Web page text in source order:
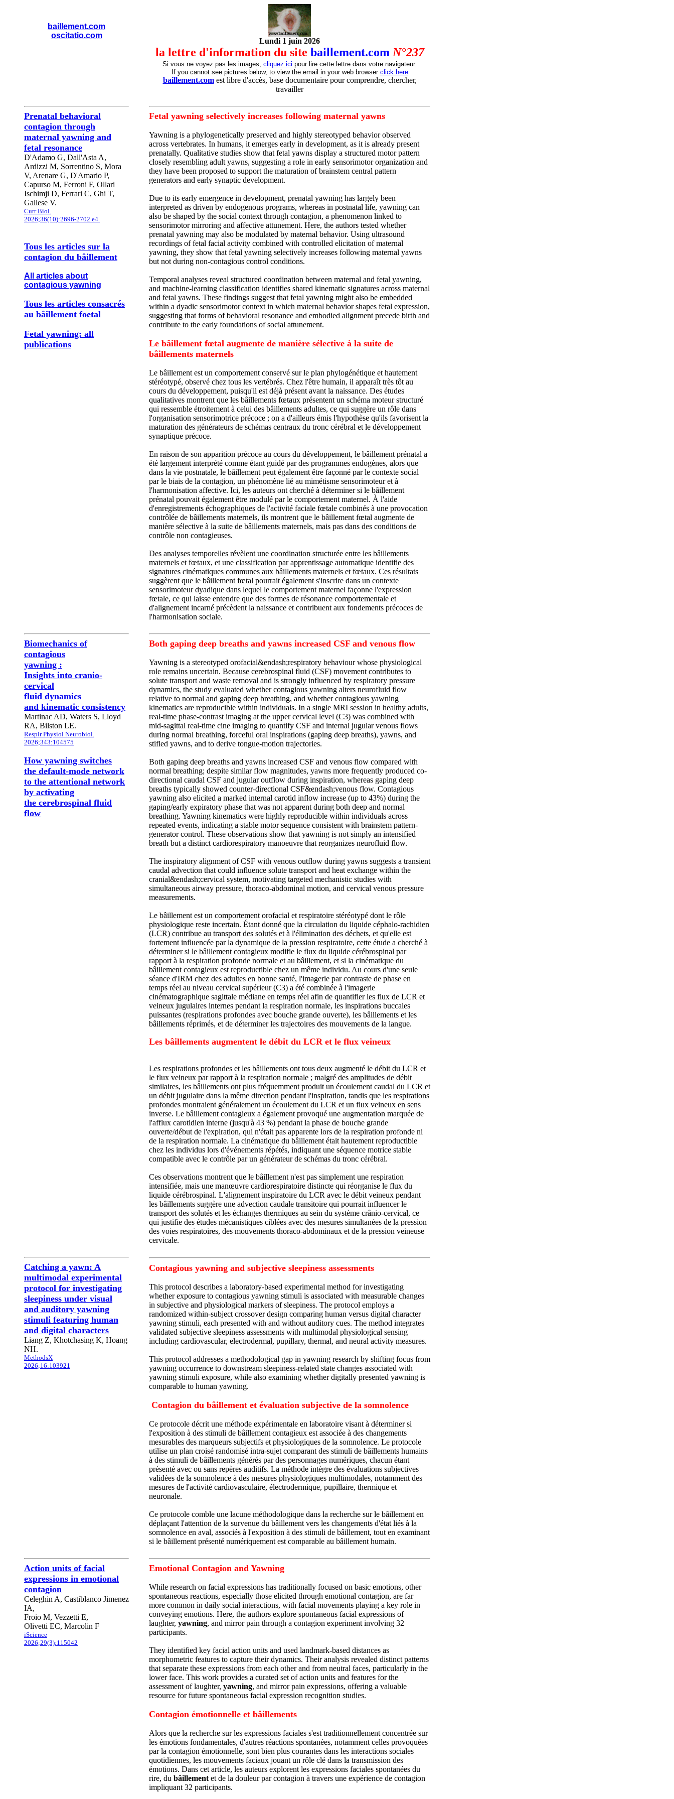
baillement.com
oscitatio.com
Lundi 1 juin 2026
la lettre d'information du site baillement.com N°237
Si vous ne voyez pas les images, cliquez ici pour lire cette lettre dans votre navigateur.
If you cannot see pictures below, to view the email in your web browser click here
baillement.comest libre d'accès, base documentaire pour comprendre, chercher,
travailler
Prenatal behavioral
contagion through
maternal yawning and
fetal resonance
D'Adamo G, Dall'Asta A,
Ardizzi M, Sorrentino S, Mora
V, Arenare G, D'Amario P,
Capurso M, Ferroni F, Ollari
Ischimji D, Ferrari C, Ghi T,
Gallese V.
Curr Biol.
2026;36(10):2696-2702.e4.
Tous les articles sur la
contagion du bâillement
All articles about
contagious yawning
Tous les articles consacrés
au bâillement foetal
Fetal yawning: all
publications
Fetal yawning selectively increases following maternal yawns
Yawning is a phylogenetically preserved and highly stereotyped behavior observed
across vertebrates. In humans, it emerges early in development, as it is already present
prenatally. Qualitative studies show that fetal yawns display a structured motor pattern
closely resembling adult yawns, suggesting a role in early sensorimotor organization and
they have been proposed to support the maturation of brainstem central pattern
generators and early synaptic development.
Due to its early emergence in development, prenatal yawning has largely been
interpreted as driven by endogenous programs, whereas in postnatal life, yawning can
also be shaped by the social context through contagion, a phenomenon linked to
sensorimotor mirroring and affective attunement. Here, the authors tested whether
prenatal yawning may also be modulated by maternal behavior. Using ultrasound
recordings of fetal facial activity combined with controlled elicitation of maternal
yawning, they show that fetal yawning selectively increases following maternal yawns
but not during non-contagious control conditions.
Temporal analyses reveal structured coordination between maternal and fetal yawning,
and machine-learning classification identifies shared kinematic signatures across maternal
and fetal yawns. These findings suggest that fetal yawning might also be embedded
within a dyadic sensorimotor context in which maternal behavior shapes fetal expression,
suggesting that forms of behavioral resonance and embodied alignment precede birth and
contribute to the early foundations of social attunement.
Le bâillement fœtal augmente de manière sélective à la suite de
bâillements maternels
Le bâillement est un comportement conservé sur le plan phylogénétique et hautement
stéréotypé, observé chez tous les vertébrés. Chez l'être humain, il apparaît très tôt au
cours du développement, puisqu'il est déjà présent avant la naissance. Des études
qualitatives montrent que les bâillements fœtaux présentent un schéma moteur structuré
qui ressemble étroitement à celui des bâillements adultes, ce qui suggère un rôle dans
l'organisation sensorimotrice précoce ; on a d'ailleurs émis l'hypothèse qu'ils favorisent la
maturation des générateurs de schémas centraux du tronc cérébral et le développement
synaptique précoce.
En raison de son apparition précoce au cours du développement, le bâillement prénatal a
été largement interprété comme étant guidé par des programmes endogènes, alors que
dans la vie postnatale, le bâillement peut également être façonné par le contexte social
par le biais de la contagion, un phénomène lié au mimétisme sensorimoteur et à
l'harmonisation affective. Ici, les auteurs ont cherché à déterminer si le bâillement
prénatal pouvait également être modulé par le comportement maternel. À l'aide
d'enregistrements échographiques de l'activité faciale fœtale combinés à une provocation
contrôlée de bâillements maternels, ils montrent que le bâillement fœtal augmente de
manière sélective à la suite de bâillements maternels, mais pas dans des conditions de
contrôle non contagieuses.
Des analyses temporelles révèlent une coordination structurée entre les bâillements
maternels et fœtaux, et une classification par apprentissage automatique identifie des
signatures cinématiques communes aux bâillements maternels et fœtaux. Ces résultats
suggèrent que le bâillement fœtal pourrait également s'inscrire dans un contexte
sensorimoteur dyadique dans lequel le comportement maternel façonne l'expression
fœtale, ce qui laisse entendre que des formes de résonance comportementale et
d'alignement incarné précèdent la naissance et contribuent aux fondements précoces de
l'harmonisation sociale.
Biomechanics of
contagious
yawning :
Insights into cranio-
cervical
fluid dynamics
and kinematic consistency
Martinac AD, Waters S, Lloyd
RA, Bilston LE.
Respir Physiol Neurobiol.
2026;343:104575
How yawning switches
the default-mode network
to the attentional network
by activating
the cerebrospinal fluid
flow
Both gaping deep breaths and yawns increased CSF and venous flow
Yawning is a stereotyped orofacial&endash;respiratory behaviour whose physiological
role remains uncertain. Because cerebrospinal fluid (CSF) movement contributes to
solute transport and waste removal and is strongly influenced by respiratory pressure
dynamics, the study evaluated whether contagious yawning alters neurofluid flow
relative to normal and gaping deep breathing, and whether contagious yawning
kinematics are reproducible within individuals. In a single MRI session in healthy adults,
real-time phase-contrast imaging at the upper cervical level (C3) was combined with
mid-sagittal real-time cine imaging to quantify CSF and internal jugular venous flows
during normal breathing, forceful oral inspirations (gaping deep breaths), yawns, and
stifled yawns, and to derive tongue-motion trajectories.
Both gaping deep breaths and yawns increased CSF and venous flow compared with
normal breathing; despite similar flow magnitudes, yawns more frequently produced co-
directional caudal CSF and jugular outflow during inspiration, whereas gaping deep
breaths typically showed counter-directional CSF&endash;venous flow. Contagious
yawning also elicited a marked internal carotid inflow increase (up to 43%) during the
gaping/early expiratory phase that was not apparent during both deep and normal
breathing. Yawning kinematics were highly reproducible within individuals across
repeated events, indicating a stable motor sequence consistent with brainstem pattern-
generator control. These observations show that yawning is not simply an intensified
breath but a distinct cardiorespiratory manoeuvre that reorganizes neurofluid flow.
The inspiratory alignment of CSF with venous outflow during yawns suggests a transient
caudal advection that could influence solute transport and heat exchange within the
cranial&endash;cervical system, motivating targeted mechanistic studies with
simultaneous airway pressure, thoraco-abdominal motion, and cervical venous pressure
measurements.
Le bâillement est un comportement orofacial et respiratoire stéréotypé dont le rôle
physiologique reste incertain. Étant donné que la circulation du liquide céphalo-rachidien
(LCR) contribue au transport des solutés et à l'élimination des déchets, et qu'elle est
fortement influencée par la dynamique de la pression respiratoire, cette étude a cherché à
déterminer si le bâillement contagieux modifie le flux du liquide cérébrospinal par
rapport à la respiration profonde normale et au bâillement, et si la cinématique du
bâillement contagieux est reproductible chez un même individu. Au cours d'une seule
séance d'IRM chez des adultes en bonne santé, l'imagerie par contraste de phase en
temps réel au niveau cervical supérieur (C3) a été combinée à l'imagerie
cinématographique sagittale médiane en temps réel afin de quantifier les flux de LCR et
veineux jugulaires internes pendant la respiration normale, les inspirations buccales
puissantes (respirations profondes avec bouche grande ouverte), les bâillements et les
bâillements réprimés, et de déterminer les trajectoires des mouvements de la langue.
Les bâillements augmentent le débit du LCR et le flux veineux
Les respirations profondes et les bâillements ont tous deux augmenté le débit du LCR et
le flux veineux par rapport à la respiration normale ; malgré des amplitudes de débit
similaires, les bâillements ont plus fréquemment produit un écoulement caudal du LCR et
un débit jugulaire dans la même direction pendant l'inspiration, tandis que les respirations
profondes montraient généralement un écoulement du LCR et un flux veineux en sens
inverse. Le bâillement contagieux a également provoqué une augmentation marquée de
l'afflux carotidien interne (jusqu'à 43 %) pendant la phase de bouche grande
ouverte/début de l'expiration, qui n'était pas apparente lors de la respiration profonde ni
de la respiration normale. La cinématique du bâillement était hautement reproductible
chez les individus lors d'événements répétés, indiquant une séquence motrice stable
compatible avec le contrôle par un générateur de schémas du tronc cérébral.
Ces observations montrent que le bâillement n'est pas simplement une respiration
intensifiée, mais une manœuvre cardiorespiratoire distincte qui réorganise le flux du
liquide cérébrospinal. L'alignement inspiratoire du LCR avec le débit veineux pendant
les bâillements suggère une advection caudale transitoire qui pourrait influencer le
transport des solutés et les échanges thermiques au sein du système crânio-cervical, ce
qui justifie des études mécanistiques ciblées avec des mesures simultanées de la pression
des voies respiratoires, des mouvements thoraco-abdominaux et de la pression veineuse
cervicale.
Catching a yawn: A
multimodal experimental
protocol for investigating
sleepiness under visual
and auditory yawning
stimuli featuring human
and digital characters
Liang Z, Khotchasing K, Hoang
NH.
MethodsX
2026;16:103921
Contagious yawning and subjective sleepiness assessments
This protocol describes a laboratory-based experimental method for investigating
whether exposure to contagious yawning stimuli is associated with measurable changes
in subjective and physiological markers of sleepiness. The protocol employs a
randomized within-subject crossover design comparing human versus digital character
yawning stimuli, each presented with and without auditory cues. The method integrates
validated subjective sleepiness assessments with multimodal physiological sensing
including cardiovascular, electrodermal, pupillary, thermal, and neural activity measures.
This protocol addresses a methodological gap in yawning research by shifting focus from
yawning occurrence to downstream sleepiness-related state changes associated with
yawning stimuli exposure, while also examining whether digitally presented yawning is
comparable to human yawning.
Contagion du bâillement et évaluation subjective de la somnolence
Ce protocole décrit une méthode expérimentale en laboratoire visant à déterminer si
l'exposition à des stimuli de bâillement contagieux est associée à des changements
mesurables des marqueurs subjectifs et physiologiques de la somnolence. Le protocole
utilise un plan croisé randomisé intra-sujet comparant des stimuli de bâillements humains
à des stimuli de bâillements générés par des personnages numériques, chacun étant
présenté avec ou sans repères auditifs. La méthode intègre des évaluations subjectives
validées de la somnolence à des mesures physiologiques multimodales, notamment des
mesures de l'activité cardiovasculaire, électrodermique, pupillaire, thermique et
neuronale.
Ce protocole comble une lacune méthodologique dans la recherche sur le bâillement en
déplaçant l'attention de la survenue du bâillement vers les changements d'état liés à la
somnolence en aval, associés à l'exposition à des stimuli de bâillement, tout en examinant
si le bâillement présenté numériquement est comparable au bâillement humain.
Action units of facial
expressions in emotional
contagion
Celeghin A, Castiblanco Jimenez
IA,
Froio M, Vezzetti E,
Olivetti EC, Marcolin F
iScience
2026;29(3):115042
Emotional Contagion and Yawning
While research on facial expressions has traditionally focused on basic emotions, other
spontaneous reactions, especially those elicited through emotional contagion, are far
more common in daily social interactions, with facial movements playing a key role in
conveying emotions. Here, the authors explore spontaneous facial expressions of
laughter, yawning, and mirror pain through a contagion experiment involving 32
participants.
They identified key facial action units and used landmark-based distances as
morphometric features to capture their dynamics. Their analysis revealed distinct patterns
that separate these expressions from each other and from neutral faces, particularly in the
lower face. This work provides a curated set of action units and features for the
assessment of laughter, yawning, and mirror pain expressions, offering a valuable
resource for future spontaneous facial expression recognition studies.
Contagion émotionnelle et bâillements
Alors que la recherche sur les expressions faciales s'est traditionnellement concentrée sur
les émotions fondamentales, d'autres réactions spontanées, notamment celles provoquées
par la contagion émotionnelle, sont bien plus courantes dans les interactions sociales
quotidiennes, les mouvements faciaux jouant un rôle clé dans la transmission des
émotions. Dans cet article, les auteurs explorent les expressions faciales spontanées du
rire, du bâillement et de la douleur par contagion à travers une expérience de contagion
impliquant 32 participants.